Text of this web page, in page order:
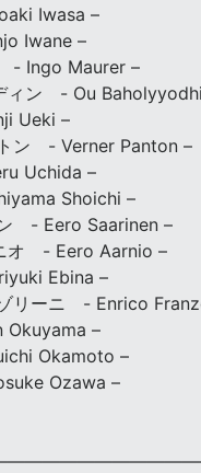
Iwasa –
Iwane –
- Ingo Maurer –
ィン - Ou
Ueki –
ン - Verner Panton –
Uchida –
Shoichi –
- Eero Saarinen –
オ - Eero Aarnio –
Ebina –
リーニ - Enrico
–
Okamoto –
Ozawa –